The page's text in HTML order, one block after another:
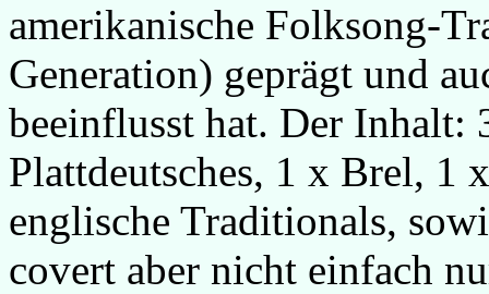
amerikanische Folksong-
Generation) geprägt und
beeinflusst hat. Der Inhalt:
Plattdeutsches, 1 x Brel, 1
englische Traditionals,
covert aber nicht einfach